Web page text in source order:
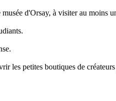
d'Orsay, à visiter au moins
les petites boutiques de